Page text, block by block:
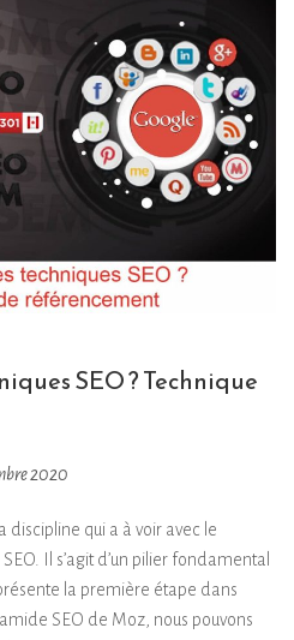
SEO ? Technique
2020
discipline qui a à voir avec le
Il s’agit d’un pilier fondamental
la première étape dans
SEO de Moz, nous pouvons